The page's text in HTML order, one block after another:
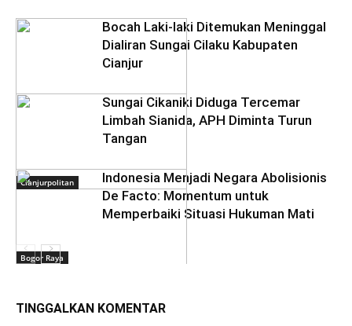
Cianjurpolitan
Bocah Laki-laki Ditemukan Meninggal
Dialiran Sungai Cilaku Kabupaten
Cianjur
Bogor Raya
Sungai Cikaniki Diduga Tercemar
Limbah Sianida, APH Diminta Turun
Tangan
‎Indonesia Menjadi Negara Abolisionis
De Facto: Momentum untuk
Memperbaiki Situasi Hukuman Mati
TINGGALKAN KOMENTAR